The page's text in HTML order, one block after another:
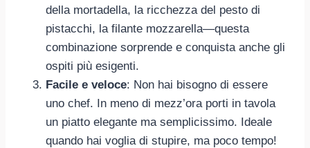
della mortadella, la ricchezza del pesto di
pistacchi, la filante mozzarella—questa
combinazione sorprende e conquista anche gli
ospiti più esigenti.
Facile e veloce: Non hai bisogno di essere
uno chef. In meno di mezz’ora porti in tavola
un piatto elegante ma semplicissimo. Ideale
quando hai voglia di stupire, ma poco tempo!